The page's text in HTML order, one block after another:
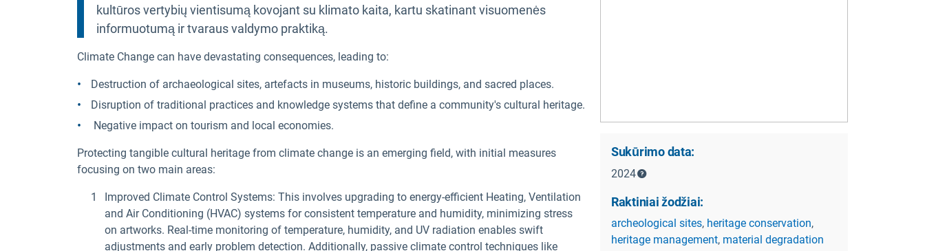
kultūros vertybių vientisumą kovojant su klimato kaita, kartu skatinant visuomenės
informuotumą ir tvaraus valdymo praktiką.
Climate Change can have devastating consequences, leading to:
Destruction of archaeological sites, artefacts in museums, historic buildings, and sacred places.
Disruption of traditional practices and knowledge systems that define a community's cultural heritage.
Negative impact on tourism and local economies.
Protecting tangible cultural heritage from climate change is an emerging field, with initial measures
focusing on two main areas:
Improved Climate Control Systems: This involves upgrading to energy-efficient Heating, Ventilation
and Air Conditioning (HVAC) systems for consistent temperature and humidity, minimizing stress
on artworks. Real-time monitoring of temperature, humidity, and UV radiation enables swift
adjustments and early problem detection. Additionally, passive climate control techniques like
Sukūrimo data:
2024
Raktiniai žodžiai:
archeological sites, heritage conservation,
heritage management, material degradation